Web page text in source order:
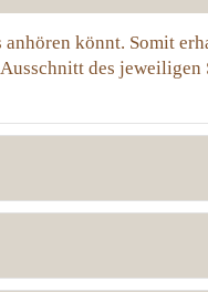
könnt. Somit
des